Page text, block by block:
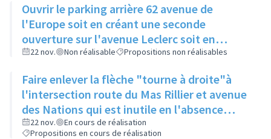
Ouvrir le parking arrière 62 avenue de
l'Europe soit en créant une seconde
ouverture sur l'avenue Leclerc soit en
supprimant les 2 places du bout
22 nov. Non réalisable Propositions non réalisables
Faire enlever la flèche "tourne à droite"à
l'intersection route du Mas Rillier et avenue
des Nations qui est inutile en l'absence
d'une seconde voie
22 nov.
En cours de réalisation
Propositions en cours de réalisation